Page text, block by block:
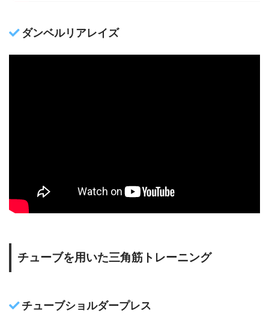
ダンベルリアレイズ
チューブを用いた三角筋トレーニング
チューブショルダープレス